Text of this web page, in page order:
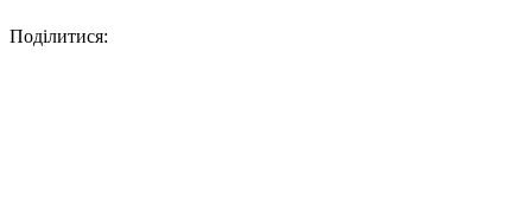
Поділитися: